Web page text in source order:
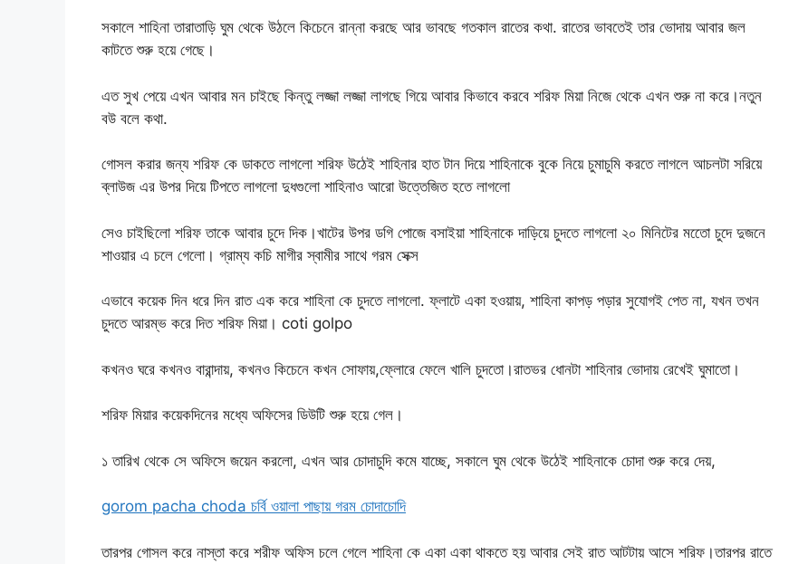
সকালে শাহিনা তারাতাড়ি ঘুম থেকে উঠলে কিচেনে রান্না করছে আর ভাবছে গতকাল রাতের কথা. রাতের ভাবতেই তার ভোদায় আবার জল
কাটতে শুরু হয়ে গেছে।
এত সুখ পেয়ে এখন আবার মন চাইছে কিন্তু লজ্জা লজ্জা লাগছে গিয়ে আবার কিভাবে করবে শরিফ মিয়া নিজে থেকে এখন শুরু না করে।নতুন
বউ বলে কথা.
গোসল করার জন্য শরিফ কে ডাকতে লাগলো শরিফ উঠেই শাহিনার হাত টান দিয়ে শাহিনাকে বুকে নিয়ে চুমাচুমি করতে লাগলে আচলটা সরিয়ে
ব্লাউজ এর উপর দিয়ে টিপতে লাগলো দুধগুলো শাহিনাও আরো উত্তেজিত হতে লাগলো
সেও চাইছিলো শরিফ তাকে আবার চুদে দিক।খাটের উপর ডগি পোজে বসাইয়া শাহিনাকে দাড়িয়ে চুদতে লাগলো ২০ মিনিটের মতেো চুদে দুজনে
শাওয়ার এ চলে গেলো। গ্রাম্য কচি মাগীর স্বামীর সাথে গরম সেক্স
এভাবে কয়েক দিন ধরে দিন রাত এক করে শাহিনা কে চুদতে লাগলো. ফ্লাটে একা হওয়ায়, শাহিনা কাপড় পড়ার সুযোগই পেত না, যখন তখন
চুদতে আরম্ভ করে দিত শরিফ মিয়া। coti golpo
কখনও ঘরে কখনও বারান্দায়, কখনও কিচেনে কখন সোফায়,ফ্লোরে ফেলে খালি চুদতো।রাতভর ধোনটা শাহিনার ভোদায় রেখেই ঘুমাতো।
শরিফ মিয়ার কয়েকদিনের মধ্যে অফিসের ডিউটি শুরু হয়ে গেল।
১ তারিখ থেকে সে অফিসে জয়েন করলো, এখন আর চোদাচুদি কমে যাচ্ছে, সকালে ঘুম থেকে উঠেই শাহিনাকে চোদা শুরু করে দেয়,
gorom pacha choda চর্বি ওয়ালা পাছায় গরম চোদাচোদি
তারপর গোসল করে নাস্তা করে শরীফ অফিস চলে গেলে শাহিনা কে একা একা থাকতে হয় আবার সেই রাত আটটায় আসে শরিফ।তারপর রাতে